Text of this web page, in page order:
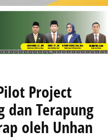
Project
dan Terapung
oleh Unhan